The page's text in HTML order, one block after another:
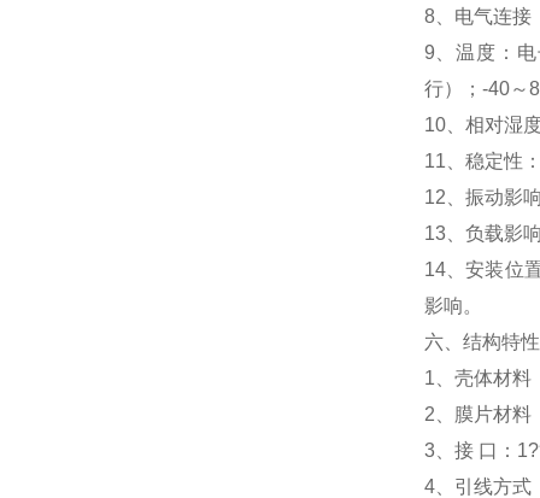
8、电气连接
9、温度：
行）；-40～
10、相对湿
11、稳定性
12、振动影
13、负载影
14、安装位
影响。
六、结构特
1、壳体材料
2、膜片材料
3、接 口：
4、引线方式